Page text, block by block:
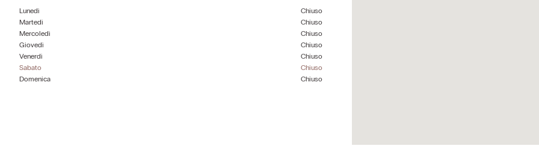
Lunedì
Chiuso
Martedì
Chiuso
Mercoledì
Chiuso
Giovedì
Chiuso
Venerdì
Chiuso
Sabato
Chiuso
Domenica
Chiuso